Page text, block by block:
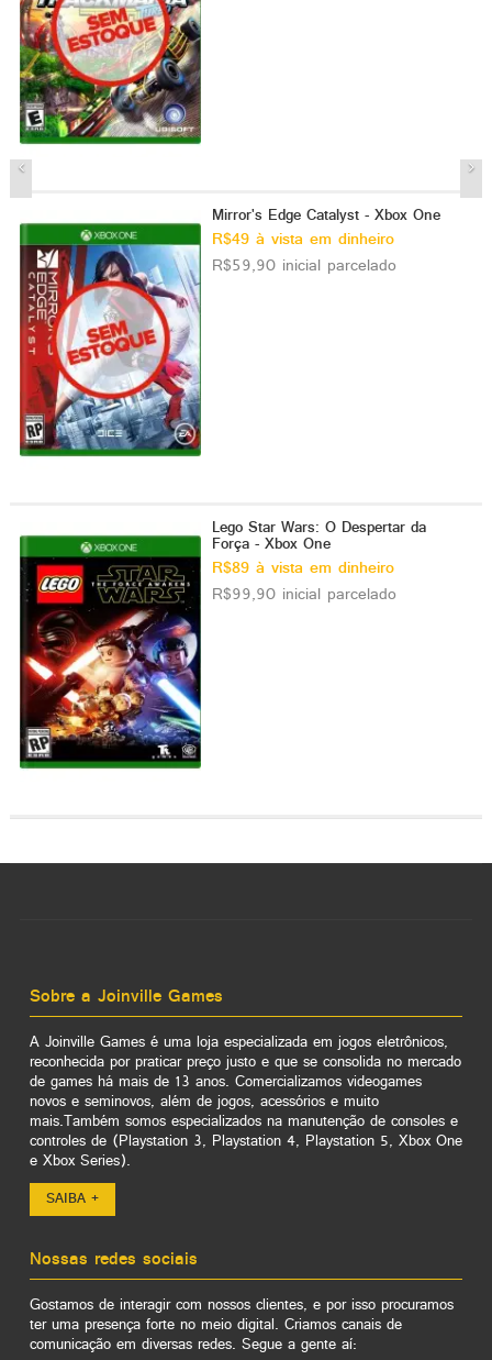
Mirror's Edge Catalyst - Xbox One
R$49 à vista em dinheiro
R$59,90 inicial parcelado
Lego Star Wars: O Despertar da
Força - Xbox One
R$89 à vista em dinheiro
R$99,90 inicial parcelado
Sobre a Joinville Games
A Joinville Games é uma loja especializada em jogos eletrônicos,
reconhecida por praticar preço justo e que se consolida no mercado
de games há mais de 13 anos. Comercializamos videogames
novos e seminovos, além de jogos, acessórios e muito
mais.Também somos especializados na manutenção de consoles e
controles de (Playstation 3, Playstation 4, Playstation 5, Xbox One
e Xbox Series).
SAIBA +
Nossas redes sociais
Gostamos de interagir com nossos clientes, e por isso procuramos
ter uma presença forte no meio digital. Criamos canais de
comunicação em diversas redes. Segue a gente aí: